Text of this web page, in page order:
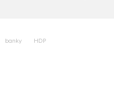
banky HDP